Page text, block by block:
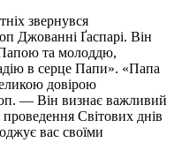
звернувся
Джованні Ґаспарі. Він
Папою та молоддю,
в серце Папи». «Папа
довірою
— Він визнає важливий
Світових днів
вас своїми